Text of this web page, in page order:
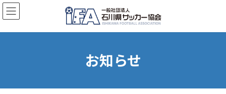
コ
ン
ン
ナ
ビ
ー
お知らせ